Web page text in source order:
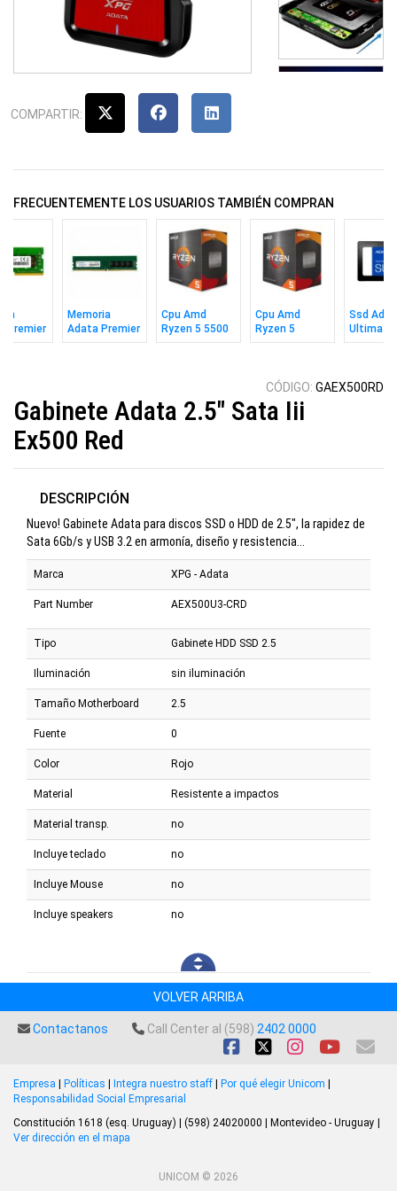
COMPARTIR:
FRECUENTEMENTE LOS USUARIOS TAMBIÉN COMPRAN
Premier
3200
Memoria
Adata Premier
Ddr4 8gb 3200
Cpu Amd
Ryzen 5 5500
Am4 Box
Cpu Amd
Ryzen 5
5600xt Am4
Ssd
Ultimate
Su650
CÓDIGO: GAEX500RD
Gabinete Adata 2.5" Sata Iii
Ex500 Red
DESCRIPCIÓN
Nuevo! Gabinete Adata para discos SSD o HDD de 2.5", la rapidez de
Sata 6Gb/s y USB 3.2 en armonía, diseño y resistencia...
Marca XPG - Adata
Part Number AEX500U3-CRD
Tipo Gabinete HDD SSD 2.5
Iluminación sin iluminación
Tamaño Motherboard 2.5
Fuente 0
Color Rojo
Material Resistente a impactos
Material transp. no
Incluye teclado no
Incluye Mouse no
Incluye speakers no
VOLVER ARRIBA
Contactanos Call Center al (598) 2402 0000
Empresa | Políticas | Integra nuestro staff | Por qué elegir Unicom |
Responsabilidad Social Empresarial
Constitución 1618 (esq. Uruguay) | (598) 24020000 | Montevideo - Uruguay |
Ver dirección en el mapa
UNICOM © 2026